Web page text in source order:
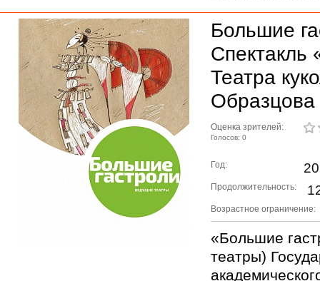
Большие
Спектакль
Театра
Образцова
Оценка зрителей:
Голосов: 0
Год:
Продолжительность:
Возрастное ограничение:
«Большие
театры)